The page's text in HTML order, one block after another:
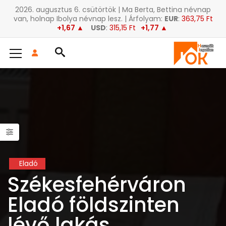
2026. augusztus 6. csütörtök | Ma Berta, Bettina névnap
van, holnap Ibolya névnap lesz. | Árfolyam: EUR: 363,75 Ft
+1,67 ▲
USD: 315,15 Ft +1,77 ▲
Eladó
Székesfehérváron
Eladó földszinten